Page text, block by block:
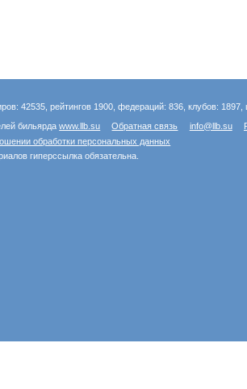
42535, рейтингов 1900, федераций: 836, клубов:
бильярдаwww.llb.su Обратная связь info@llb.su
обработки персональных данных
гиперссылка обязательна.